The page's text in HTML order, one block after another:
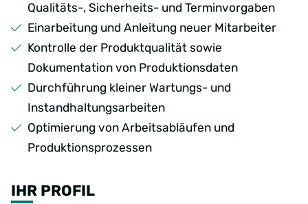
Qualitäts-, Sicherheits- und Terminvorgaben
Einarbeitung und Anleitung neuer Mitarbeiter
Kontrolle der Produktqualität sowie
Dokumentation von Produktionsdaten
Durchführung kleiner Wartungs- und
Instandhaltungsarbeiten
Optimierung von Arbeitsabläufen und
Produktionsprozessen
IHR PROFIL